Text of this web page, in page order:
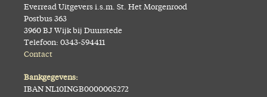
Everread Uitgevers i.s.m. St. Het Morgenrood
Postbus 363
3960 BJ Wijk bij Duurstede
Telefoon: 0343-594411
Contact
Bankgegevens:
IBAN NL10INGB0000005272